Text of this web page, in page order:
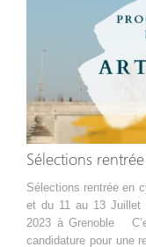
Sélections
Sélections rentrée en
et du 11 au 13 Juillet
2023 à Grenoble
candidature pour une